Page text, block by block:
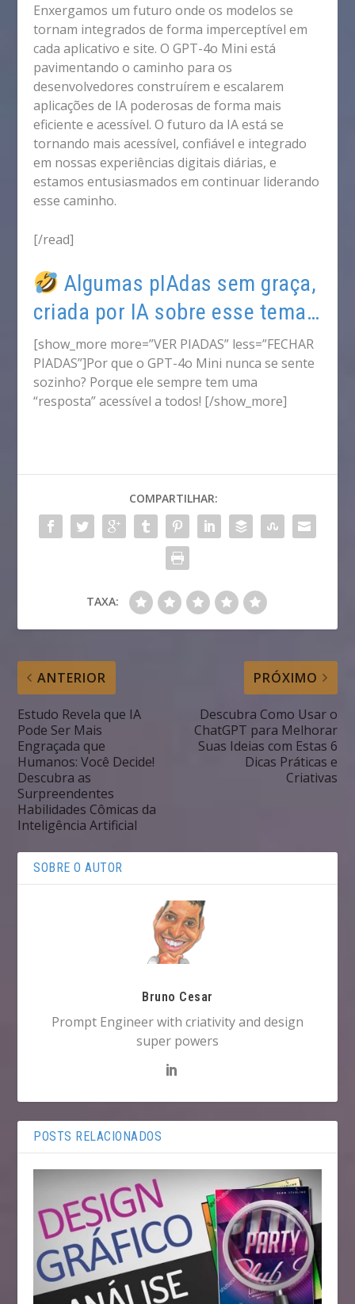
Enxergamos um futuro onde os modelos se
tornam integrados de forma imperceptível em
cada aplicativo e site. O GPT-4o Mini está
pavimentando o caminho para os
desenvolvedores construírem e escalarem
aplicações de IA poderosas de forma mais
eficiente e acessível. O futuro da IA está se
tornando mais acessível, confiável e integrado
em nossas experiências digitais diárias, e
estamos entusiasmados em continuar liderando
esse caminho.
[/read]
Algumas pIAdas sem graça,
criada por IA sobre esse tema…
[show_more more=”VER PIADAS” less=”FECHAR
PIADAS”]Por que o GPT-4o Mini nunca se sente
sozinho? Porque ele sempre tem uma
“resposta” acessível a todos! [/show_more]
COMPARTILHAR:
TAXA:
ANTERIOR
Estudo Revela que IA
Pode Ser Mais
Engraçada que
Humanos: Você Decide!
Descubra as
Surpreendentes
Habilidades Cômicas da
Inteligência Artificial
PRÓXIMO
Descubra Como Usar o
ChatGPT para Melhorar
Suas Ideias com Estas 6
Dicas Práticas e
Criativas
SOBRE O AUTOR
Bruno Cesar
Prompt Engineer with criativity and design
super powers
POSTS RELACIONADOS